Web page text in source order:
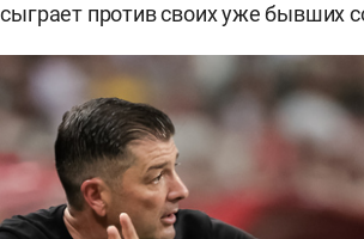
против своих уже бывших